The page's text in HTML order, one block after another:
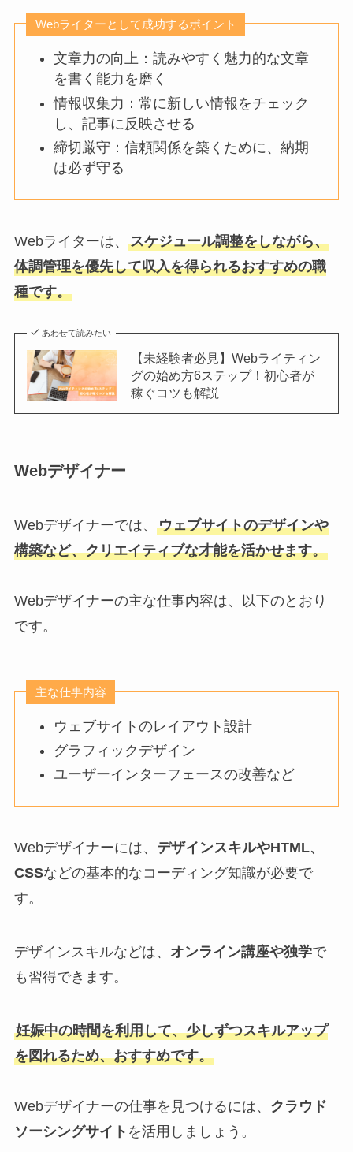
Webライターとして成功するポイント
文章力の向上：読みやすく魅力的な文章
を書く能力を磨く
情報収集力：常に新しい情報をチェック
し、記事に反映させる
締切厳守：信頼関係を築くために、納期
は必ず守る
Webライターは、 スケジュール調整をしながら、
体調管理を優先して収入を得られるおすすめの職
種です。
あわせて読みたい
【未経験者必見】Webライティン
グの始め方6ステップ！初心者が
稼ぐコツも解説
Webデザイナー
Webデザイナーでは、 ウェブサイトのデザインや
構築など、クリエイティブな才能を活かせます。
Webデザイナーの主な仕事内容は、以下のとおり
です。
主な仕事内容
ウェブサイトのレイアウト設計
グラフィックデザイン
ユーザーインターフェースの改善など
Webデザイナーには、 デザインスキルやHTML、
CSSなどの基本的なコーディング知識が必要で
す。
デザインスキルなどは、 オンライン講座や独学で
も習得できます。
妊娠中の時間を利用して、少しずつスキルアップ
を図れるため、おすすめです。
Webデザイナーの仕事を見つけるには、 クラウド
ソーシングサイト を活用しましょう。